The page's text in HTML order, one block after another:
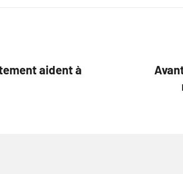
aident à